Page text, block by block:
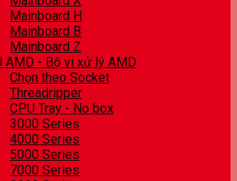
Mainboard H
Mainboard B
Mainboard Z
AMD - Bộ vi xử lý AMD
Chọn theo Socket
Threadripper
CPU Tray - No box
3000 Series
4000 Series
5000 Series
7000 Series